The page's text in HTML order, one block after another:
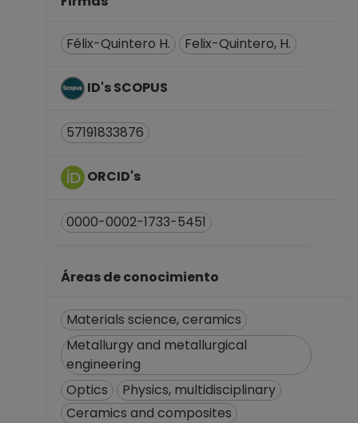
Félix-Quintero H. Felix-Quintero, H.
ID's SCOPUS
57191833876
ORCID's
0000-0002-1733-5451
Áreas de conocimiento
Materials science, ceramics
Metallurgy and metallurgical
engineering
Optics
Physics, multidisciplinary
Ceramics and composites